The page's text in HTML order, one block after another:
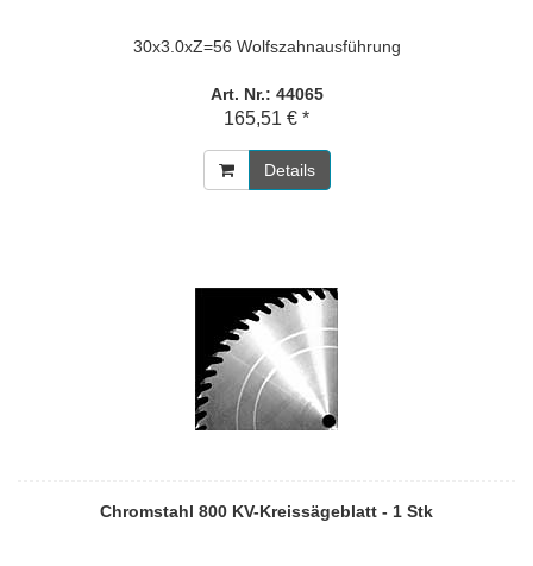
30x3.0xZ=56 Wolfszahnausführung
Art. Nr.: 44065
165,51 € *
Details
Chromstahl 800 KV-Kreissägeblatt - 1 Stk